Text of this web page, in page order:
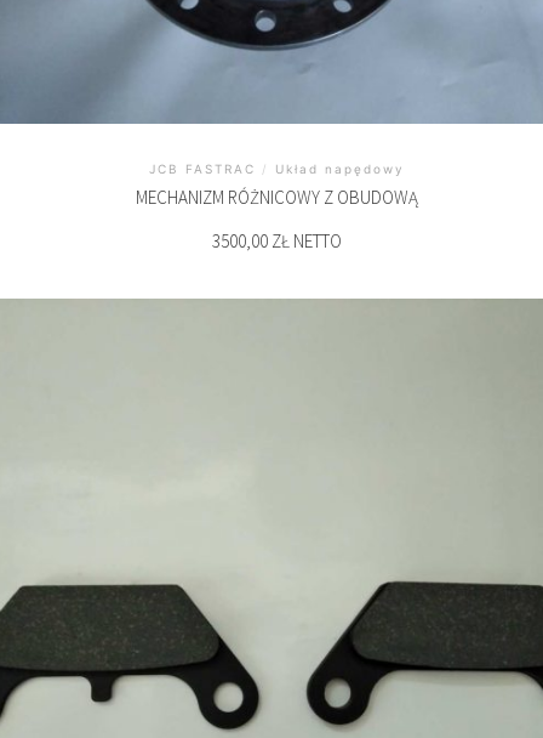
JCB FASTRAC / Układ napędowy
MECHANIZM RÓŻNICOWY Z OBUDOWĄ
3500,00 ZŁ NETTO